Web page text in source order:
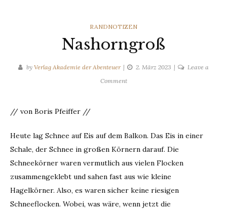
CATEGORIES
RANDNOTIZEN
Nashorngroß
by Verlag Akademie der Abenteuer 2. März 2023
Leave a
Commenton
// von Boris Pfeiffer //
Heute lag Schnee auf Eis auf dem Balkon. Das Eis in einer
Schale, der Schnee in großen Körnern darauf. Die
Schneekörner waren vermutlich aus vielen Flocken
zusammengeklebt und sahen fast aus wie kleine
Hagelkörner. Also, es waren sicher keine riesigen
Schneeflocken. Wobei, was wäre, wenn jetzt die